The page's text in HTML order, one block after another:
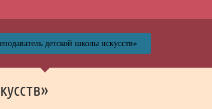
детской школы искусств»